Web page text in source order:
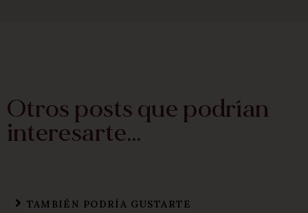
Otros posts que podrían
interesarte...
TAMBIÉN PODRÍA GUSTARTE